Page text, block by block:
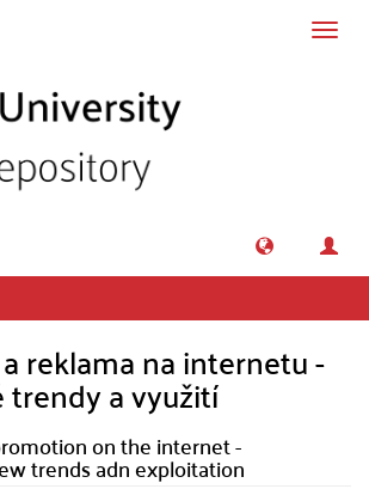
reklama na internetu -
trendy a využití
on the internet -
trends adn exploitation